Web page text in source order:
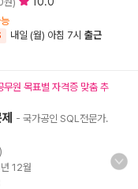
내일 (월) 아침 7시 출근
무원 목표별 자격증 맞춤 추
- 국가공인 SQL전문가.
12월